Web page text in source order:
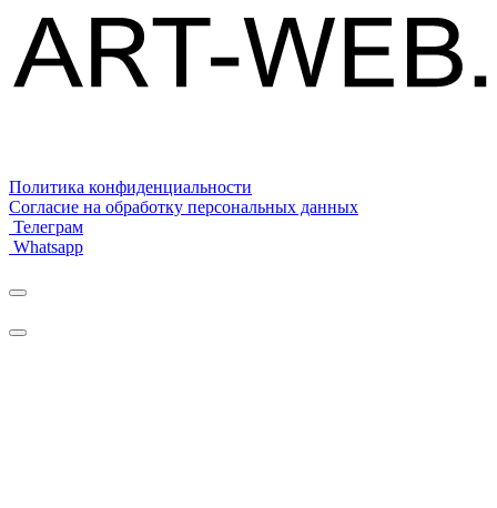
Политика конфиденциальности
Согласие на обработку персональных данных
Телеграм
Whatsapp